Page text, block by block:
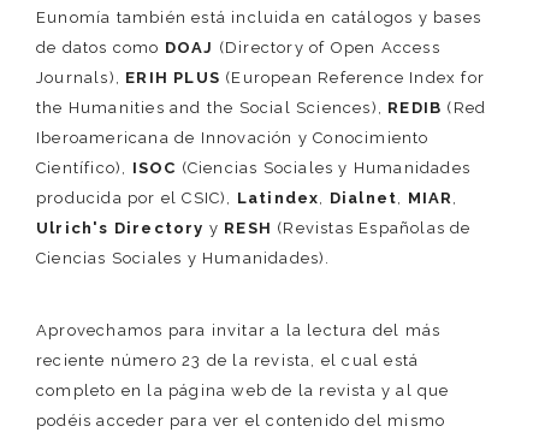
Eunomía también está incluida en catálogos y bases
de datos como DOAJ (Directory of Open Access
Journals), ERIH PLUS (European Reference Index for
the Humanities and the Social Sciences), REDIB (Red
Iberoamericana de Innovación y Conocimiento
Científico), ISOC (Ciencias Sociales y Humanidades
producida por el CSIC), Latindex, Dialnet, MIAR,
Ulrich's Directory y RESH (Revistas Españolas de
Ciencias Sociales y Humanidades).
Aprovechamos para invitar a la lectura del más
reciente número 23 de la revista, el cual está
completo en la página web de la revista y al que
podéis acceder para ver el contenido del mismo